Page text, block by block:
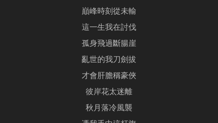
巔峰時刻從未輸
這一生我在討伐
孤身飛過斷腸崖
亂世的我刀劍拔
才會肝膽稱豪俠
彼岸花太迷離
秋月落冷風襲